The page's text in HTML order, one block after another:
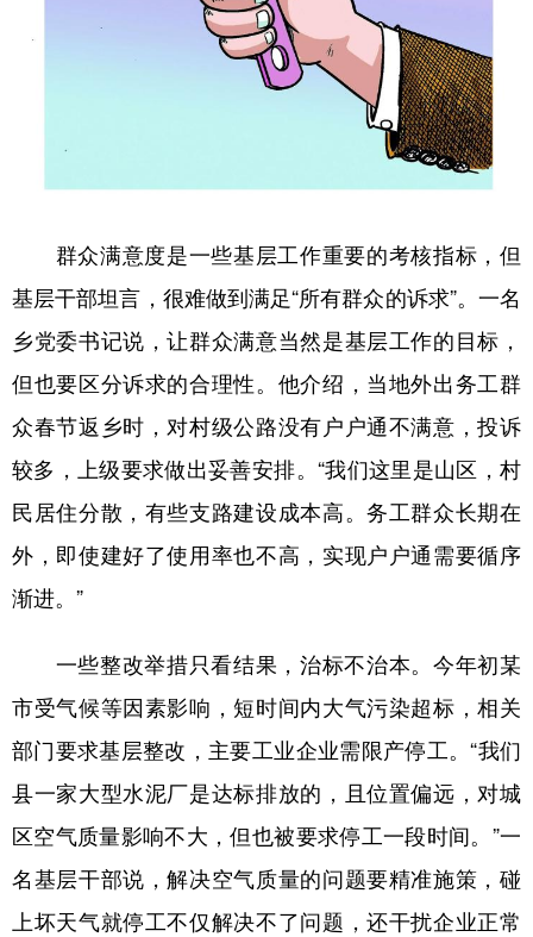
群众满意度是一些基层工作重要的考核指标，但
基层干部坦言，很难做到满足“所有群众的诉求”。一名
乡党委书记说，让群众满意当然是基层工作的目标，
但也要区分诉求的合理性。他介绍，当地外出务工群
众春节返乡时，对村级公路没有户户通不满意，投诉
较多，上级要求做出妥善安排。“我们这里是山区，村
民居住分散，有些支路建设成本高。务工群众长期在
外，即使建好了使用率也不高，实现户户通需要循序
渐进。”
一些整改举措只看结果，治标不治本。今年初某
市受气候等因素影响，短时间内大气污染超标，相关
部门要求基层整改，主要工业企业需限产停工。“我们
县一家大型水泥厂是达标排放的，且位置偏远，对城
区空气质量影响不大，但也被要求停工一段时间。”一
名基层干部说，解决空气质量的问题要精准施策，碰
上坏天气就停工不仅解决不了问题，还干扰企业正常